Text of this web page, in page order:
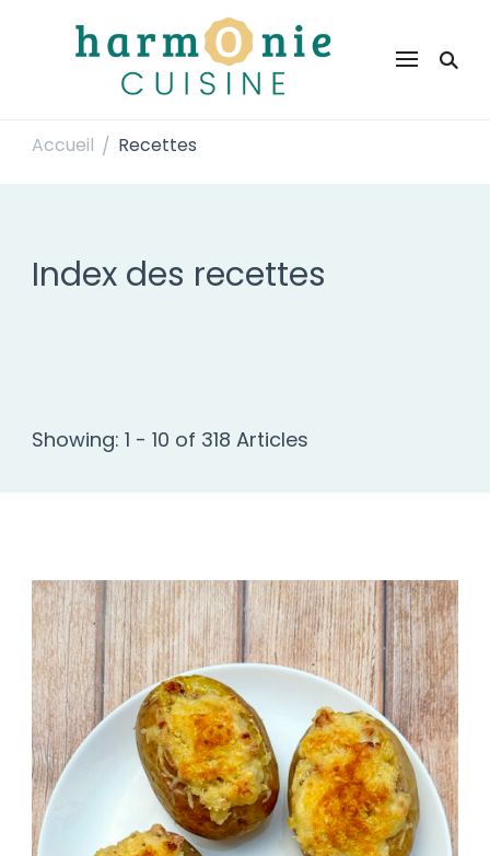
Harmonie Cuisine
Accueil / Recettes
Index des recettes
Showing: 1 - 10 of 318 Articles